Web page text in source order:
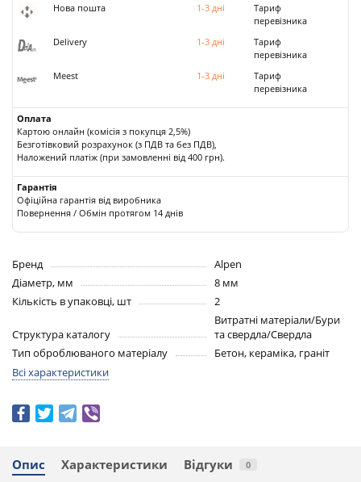
Нова пошта 1-3 дні
Тариф
перевізника
Delivery
1-3 дні
Тариф
перевізника
Meest
1-3 дні
Тариф
перевізника
Оплата
Картою онлайн (комісія з покупця 2,5%)
Безготівковий розрахунок (з ПДВ та без ПДВ),
Наложений платіж (при замовленні від 400 грн).
Гарантія
Офіційна гарантія від виробника
Повернення / Обмін протягом 14 днів
Бренд
Alpen
Діаметр, мм
8 мм
Кількість в упаковці, шт
2
Структура каталогу
Витратні матеріали/Бури
та свердла/Свердла
Тип оброблюваного матеріалу
Бетон, кераміка, граніт
Всі характеристики
Опис Характеристики Відгуки 0